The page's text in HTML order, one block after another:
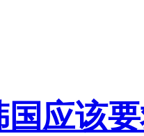
应该